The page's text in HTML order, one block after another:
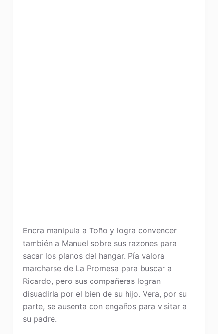
Enora manipula a Toño y logra convencer
también a Manuel sobre sus razones para
sacar los planos del hangar. Pía valora
marcharse de La Promesa para buscar a
Ricardo, pero sus compañeras logran
disuadirla por el bien de su hijo. Vera, por su
parte, se ausenta con engaños para visitar a
su padre.